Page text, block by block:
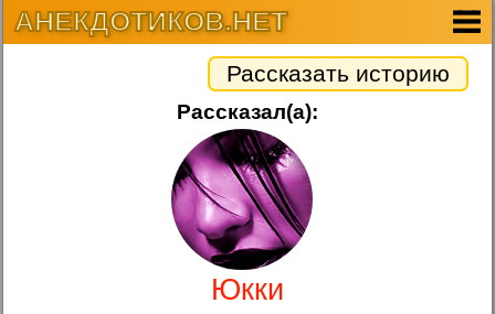
АНЕКДОТИКОВ.НЕТ
Рассказать историю
Рассказал(а):
Юкки